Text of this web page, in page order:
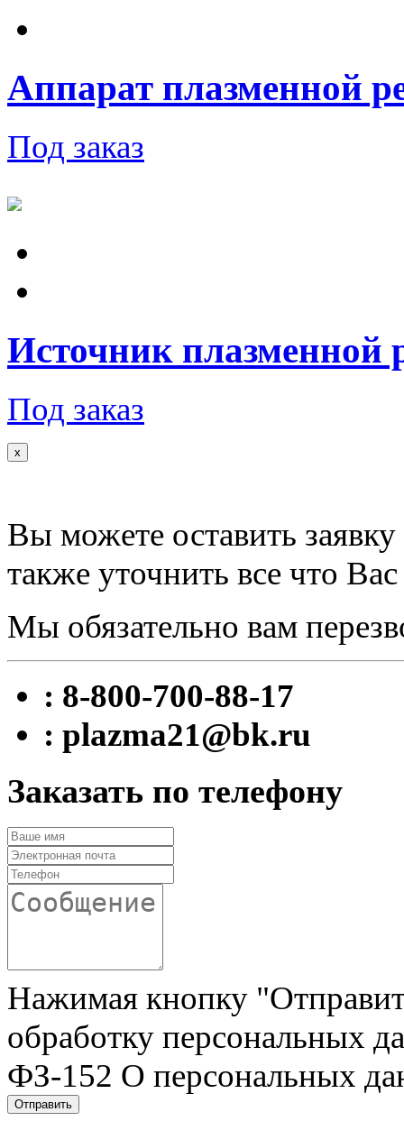
Аппарат плазменной
Под заказ
Источник плазменной
Под заказ
x
Вы можете оставить
также уточнить все что Вас
Мы обязательно вам
: 8-800-700-88-17
: plazma21@bk.ru
Заказать по телефону
Нажимая кнопку
обработку персональных
ФЗ-152 О персональных
Отправить